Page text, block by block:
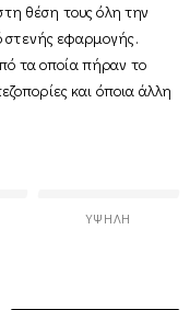
θέση τους όλη την
στενής εφαρμογής.
τα οποία πήραν το
και όποια άλλη
ΥΨΗΛΉ